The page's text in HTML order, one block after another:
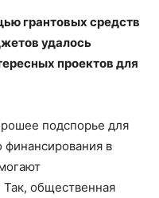
грантовых средств
удалось
проектов для
подспорье для
финансирования в
общественная